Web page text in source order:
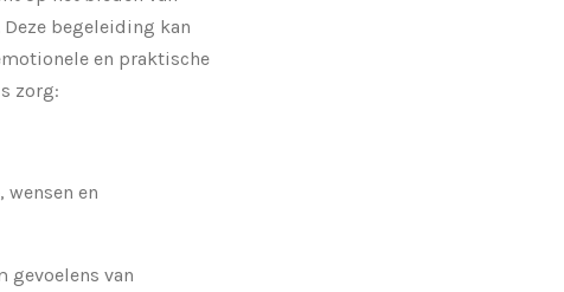
begeleiding kan
en praktische
zorg:
en
gevoelens van